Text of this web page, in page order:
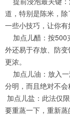
道，特别是陈米，
一些小技巧，让你有
加点儿醋：按500
外还易于存放、防
更浓。
加点儿油：放入一
分明，而且绝对不会
加点儿盐：此法仅
要重蒸一下，重新